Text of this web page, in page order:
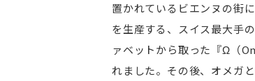
置かれているビエンヌの街
を生産する、スイス最大手
ァベットから取った『Ω（
れました。その後、オメガ